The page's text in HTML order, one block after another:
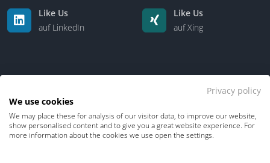
Like Us
auf LinkedIn
Like Us
auf Xing
Kontakt Über uns
Privacy policy
We use cookies
We may place these for analysis of our visitor data, to improve our website,
show personalised content and to give you a great website experience. For
more information about the cookies we use open the settings.